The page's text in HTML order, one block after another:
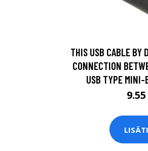
THIS USB CABLE BY
CONNECTION
USB TYPE MINI-